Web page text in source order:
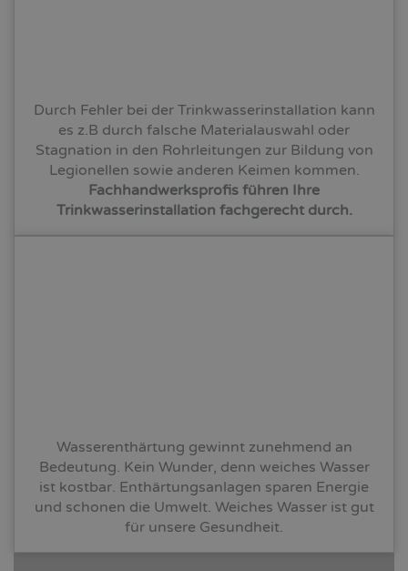
Durch Fehler bei der Trinkwasserinstallation kann
es z.B durch falsche Materialauswahl oder
Stagnation in den Rohrleitungen zur Bildung von
Legionellen sowie anderen Keimen kommen.
Fachhandwerksprofis führen Ihre
Trinkwasserinstallation fachgerecht durch.
Wasserenthärtung gewinnt zunehmend an
Bedeutung. Kein Wunder, denn weiches Wasser
ist kostbar. Enthärtungsanlagen sparen Energie
und schonen die Umwelt. Weiches Wasser ist gut
für unsere Gesundheit.